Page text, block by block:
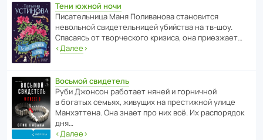
Тени южной ночи
Писа­тель­ница Маня Поли­ва­нова стано­вится
невольной свиде­тель­ницей убийства на тв-шоу.
Спасаясь от твор­че­с­кого кризиса, она приезжает…
‹Далее›
Восьмой свидетель
Руби Джонсон рабо­тает няней и горни­чной
в богатых семьях, живущих на прес­ти­жной улице
Манх­эт­тена. Она знает про них всё. Их распо­рядок
дня…
‹Далее›